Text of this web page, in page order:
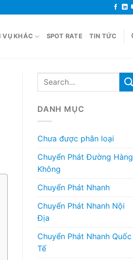
VỤ KHÁC SPOT RATE TIN TỨC
DANH MỤC
Chưa được phân loại
Chuyển Phát Đường Hàng
Không
Chuyển Phát Nhanh
Chuyển Phát Nhanh Nội
Địa
Chuyển Phát Nhanh Quốc
Tế